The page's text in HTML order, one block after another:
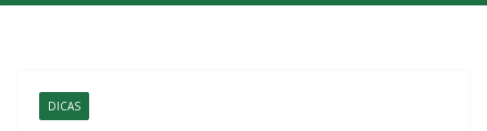
DICAS